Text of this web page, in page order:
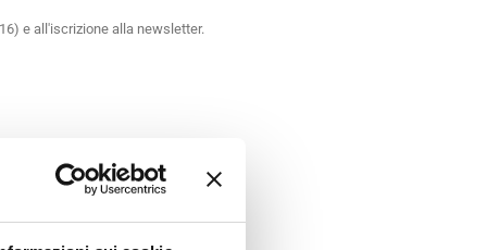
e all'iscrizione alla newsletter.
Bologna Gomme!